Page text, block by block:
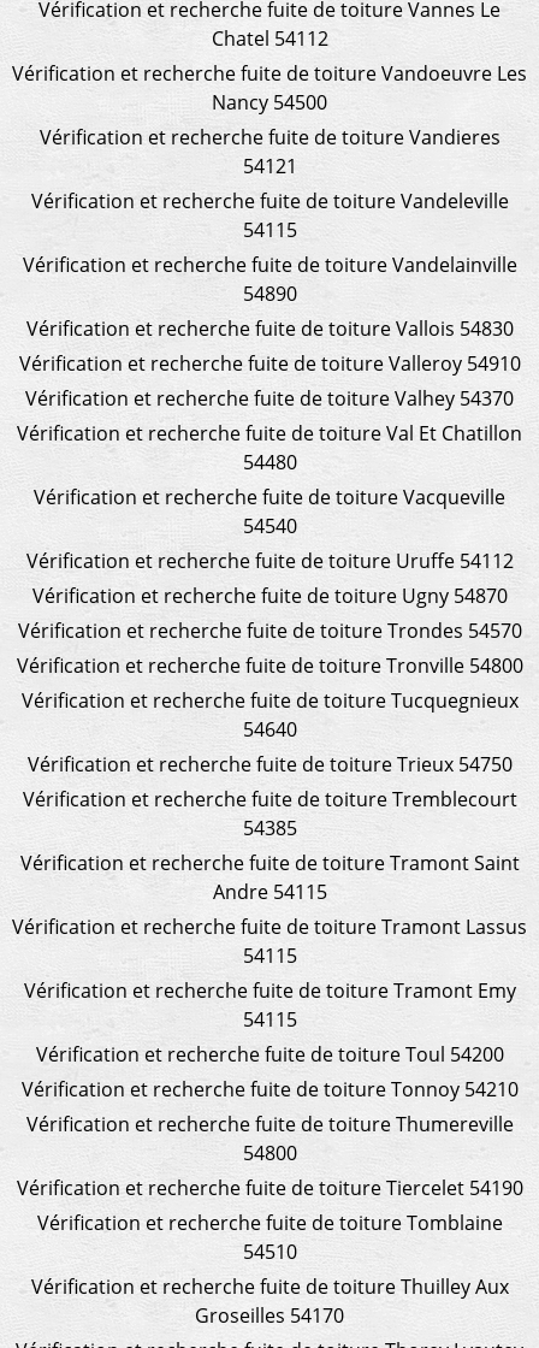
Vérification et recherche fuite de toiture Vannes Le
Chatel 54112
Vérification et recherche fuite de toiture Vandoeuvre Les
Nancy 54500
Vérification et recherche fuite de toiture Vandieres
54121
Vérification et recherche fuite de toiture Vandeleville
54115
Vérification et recherche fuite de toiture Vandelainville
54890
Vérification et recherche fuite de toiture Vallois 54830
Vérification et recherche fuite de toiture Valleroy 54910
Vérification et recherche fuite de toiture Valhey 54370
Vérification et recherche fuite de toiture Val Et Chatillon
54480
Vérification et recherche fuite de toiture Vacqueville
54540
Vérification et recherche fuite de toiture Uruffe 54112
Vérification et recherche fuite de toiture Ugny 54870
Vérification et recherche fuite de toiture Trondes 54570
Vérification et recherche fuite de toiture Tronville 54800
Vérification et recherche fuite de toiture Tucquegnieux
54640
Vérification et recherche fuite de toiture Trieux 54750
Vérification et recherche fuite de toiture Tremblecourt
54385
Vérification et recherche fuite de toiture Tramont Saint
Andre 54115
Vérification et recherche fuite de toiture Tramont Lassus
54115
Vérification et recherche fuite de toiture Tramont Emy
54115
Vérification et recherche fuite de toiture Toul 54200
Vérification et recherche fuite de toiture Tonnoy 54210
Vérification et recherche fuite de toiture Thumereville
54800
Vérification et recherche fuite de toiture Tiercelet 54190
Vérification et recherche fuite de toiture Tomblaine
54510
Vérification et recherche fuite de toiture Thuilley Aux
Groseilles 54170